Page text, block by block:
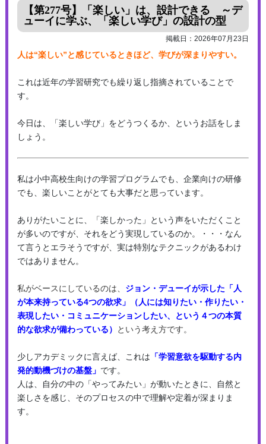
【第277号】「楽しい」は、設計できる ～デ
ューイに学ぶ、「楽しい学び」の設計の型
掲載日：2026年07月23日
人は“楽しい”と感じているときほど、学びが深まりやすい。
これは近年の学習研究でも繰り返し指摘されていることで
す。
今日は、「楽しい学び」をどうつくるか、というお話をしま
しょう。
私は小中高校生向けの学習プログラムでも、企業向けの研修
でも、楽しいことがとても大事だと思っています。
ありがたいことに、「楽しかった」という声をいただくこと
が多いのですが、それをどう実現しているのか。・・・なん
て言うとエラそうですが、実は特別なテクニックがあるわけ
ではありません。
私がベースにしているのは、 ジョン・デューイが示した「人
が本来持っている4つの欲求」（人には知りたい・作りたい・
表現したい・コミュニケーションしたい、という４つの本質
的な欲求が備わっている）
という考え方です。
少しアカデミックに言えば、これは 「学習意欲を駆動する内
発的動機づけの基盤」 です。
人は、自分の中の「やってみたい」が動いたときに、自然と
楽しさを感じ、そのプロセスの中で理解や定着が深まりま
す。